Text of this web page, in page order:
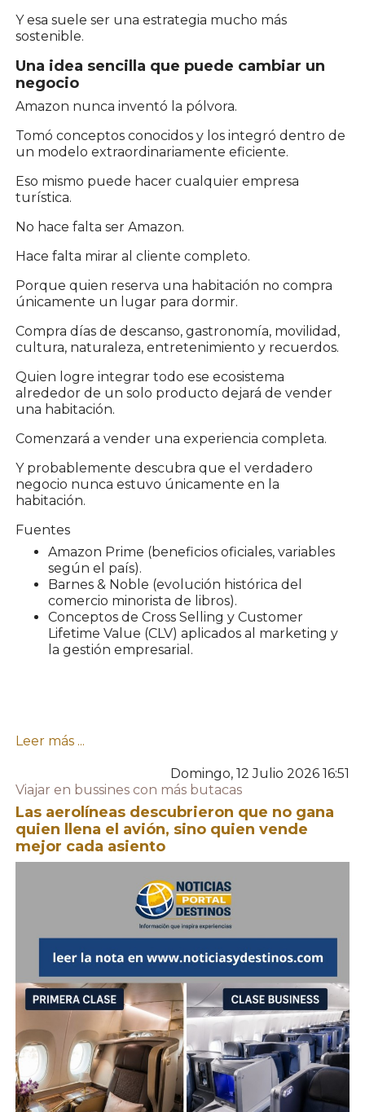
Y esa suele ser una estrategia mucho más
sostenible.
Una idea sencilla que puede cambiar un
negocio
Amazon nunca inventó la pólvora.
Tomó conceptos conocidos y los integró dentro de
un modelo extraordinariamente eficiente.
Eso mismo puede hacer cualquier empresa
turística.
No hace falta ser Amazon.
Hace falta mirar al cliente completo.
Porque quien reserva una habitación no compra
únicamente un lugar para dormir.
Compra días de descanso, gastronomía, movilidad,
cultura, naturaleza, entretenimiento y recuerdos.
Quien logre integrar todo ese ecosistema
alrededor de un solo producto dejará de vender
una habitación.
Comenzará a vender una experiencia completa.
Y probablemente descubra que el verdadero
negocio nunca estuvo únicamente en la
habitación.
Fuentes
Amazon Prime (beneficios oficiales, variables
según el país).
Barnes & Noble (evolución histórica del
comercio minorista de libros).
Conceptos de Cross Selling y Customer
Lifetime Value (CLV) aplicados al marketing y
la gestión empresarial.
Leer más ...
Domingo, 12 Julio 2026 16:51
Viajar en bussines con más butacas
Las aerolíneas descubrieron que no gana
quien llena el avión, sino quien vende
mejor cada asiento